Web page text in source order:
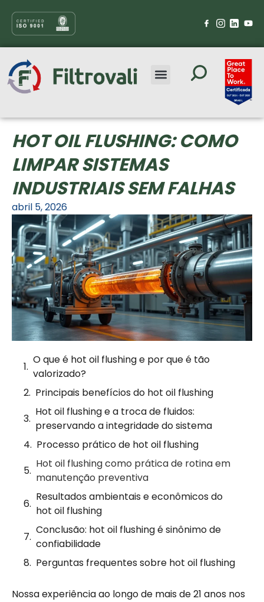
HOT OIL FLUSHING: COMO
LIMPAR SISTEMAS
INDUSTRIAIS SEM FALHAS
abril 5, 2026
O que é hot oil flushing e por que é tão
valorizado?
Principais benefícios do hot oil flushing
Hot oil flushing e a troca de fluidos:
preservando a integridade do sistema
Processo prático de hot oil flushing
Hot oil flushing como prática de rotina em
manutenção preventiva
Resultados ambientais e econômicos do
hot oil flushing
Conclusão: hot oil flushing é sinônimo de
confiabilidade
Perguntas frequentes sobre hot oil flushing
Nossa experiência ao longo de mais de 21 anos nos